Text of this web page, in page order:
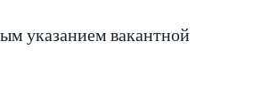
указанием вакантной